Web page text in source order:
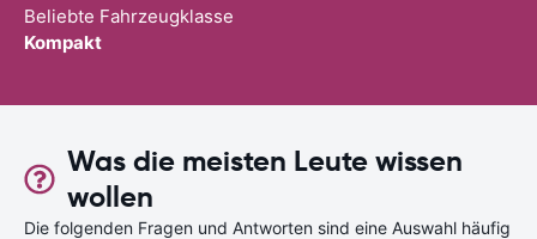
Beliebte Fahrzeugklasse
Kompakt
Was die meisten Leute wissen
wollen
Die folgenden Fragen und Antworten sind eine Auswahl häufig